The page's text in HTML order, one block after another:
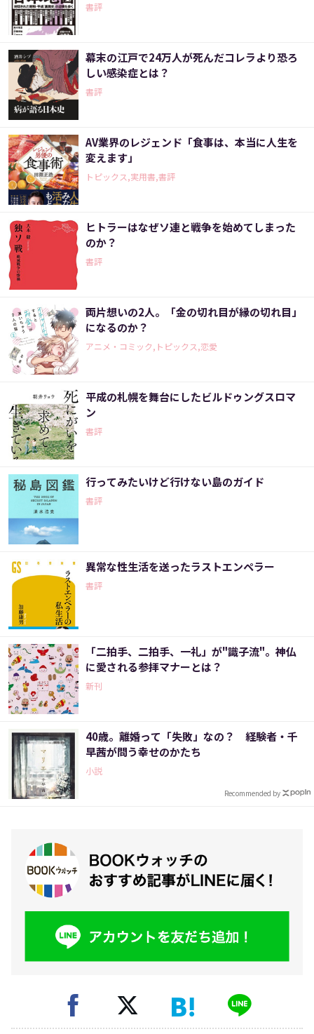
書評
幕末の江戸で24万人が死んだコレラより恐ろ
しい感染症とは？
書評
AV業界のレジェンド「食事は、本当に人生を
変えます」
トピックス,実用書,書評
ヒトラーはなぜソ連と戦争を始めてしまった
のか？
書評
両片想いの2人。「金の切れ目が縁の切れ目」
になるのか？
アニメ・コミック,トピックス,恋愛
平成の札幌を舞台にしたビルドゥングスロマ
ン
書評
行ってみたいけど行けない島のガイド
書評
異常な性生活を送ったラストエンペラー
書評
「二拍手、二拍手、一礼」が"識子流"。神仏
に愛される参拝マナーとは？
新刊
40歳。離婚って「失敗」なの？ 経験者・千
早茜が問う幸せのかたち
小説
Recommended by